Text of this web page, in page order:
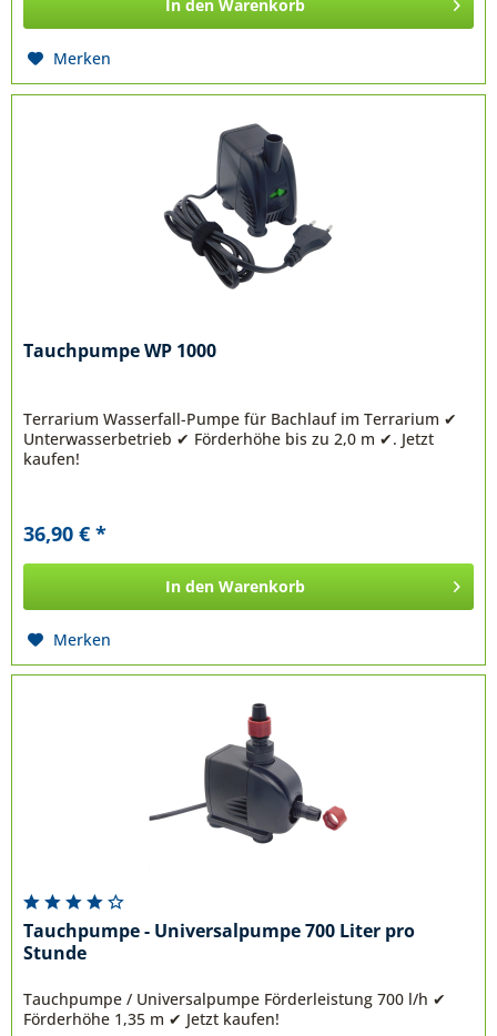
In den Warenkorb
Merken
Tauchpumpe WP 1000
Terrarium Wasserfall-Pumpe für Bachlauf im Terrarium ✔
Unterwasserbetrieb ✔ Förderhöhe bis zu 2,0 m ✔. Jetzt
kaufen!
36,90 € *
In den Warenkorb
Merken
Tauchpumpe - Universalpumpe 700 Liter pro
Stunde
Tauchpumpe / Universalpumpe Förderleistung 700 l/h ✔
Förderhöhe 1,35 m ✔ Jetzt kaufen!